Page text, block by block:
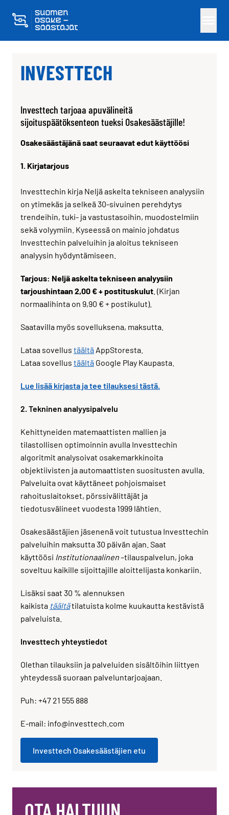
Skippaa sisältö
INVESTTECH
Investtech tarjoaa apuvälineitä
sijoituspäätöksenteon tueksi Osakesäästäjille!
Osakesäästäjänä saat seuraavat edut käyttöösi
1. Kirjatarjous
Investtechin kirja Neljä askelta tekniseen analyysiin
on ytimekäs ja selkeä 30-sivuinen perehdytys
trendeihin, tuki- ja vastustasoihin, muodostelmiin
sekä volyymiin. Kyseessä on mainio johdatus
Investtechin palveluihin ja aloitus tekniseen
analyysin hyödyntämiseen.
Tarjous: Neljä askelta tekniseen analyysiin
tarjoushintaan 2,00 € + postituskulut . (Kirjan
normaalihinta on 9,90 € + postikulut).
Saatavilla myös sovelluksena, maksutta.
Lataa sovellus täältä AppStoresta.
Lataa sovellus täältä Google Play Kaupasta.
Lue lisää kirjasta ja tee tilauksesi tästä.
2. Tekninen analyysipalvelu
Kehittyneiden matemaattisten mallien ja
tilastollisen optimoinnin avulla Investtechin
algoritmit analysoivat osakemarkkinoita
objektiivisten ja automaattisten suositusten avulla.
Palveluita ovat käyttäneet pohjoismaiset
rahoituslaitokset, pörssivälittäjät ja
tiedotusvälineet vuodesta 1999 lähtien.
Osakesäästäjien jäsenenä voit tutustua Investtechin
palveluihin maksutta 30 päivän ajan. Saat
käyttöösi Institutionaalinen–tilauspalvelun, joka
soveltuu kaikille sijoittajille aloittelijasta konkariin.
Lisäksi saat 30 % alennuksen
kaikista täältätilatuista kolme kuukautta kestävistä
palveluista.
Investtech yhteystiedot
Olethan tilauksiin ja palveluiden sisältöihin liittyen
yhteydessä suoraan palveluntarjoajaan.
Puh: +47 21 555 888
E-mail: info@investtech.com
Investtech Osakesäästäjien etu
OTA HALTUUN